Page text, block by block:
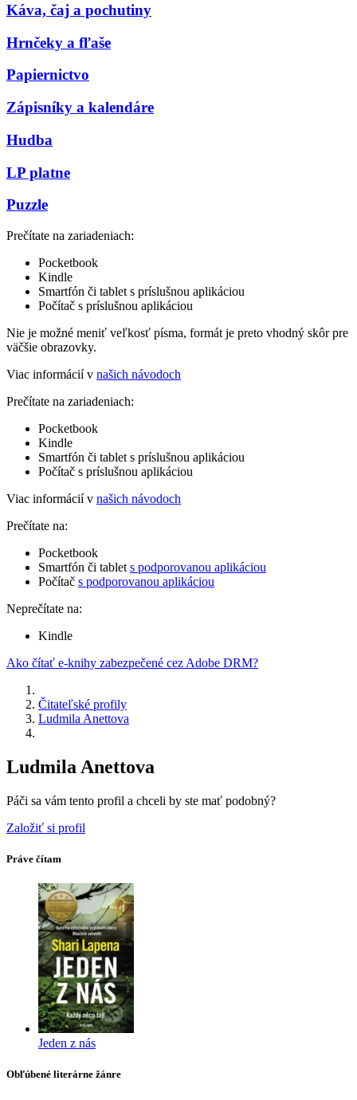
Káva, čaj a pochutiny
Hrnčeky a fľaše
Papiernictvo
Zápisníky a kalendáre
Hudba
LP platne
Puzzle
Prečítate na zariadeniach:
Pocketbook
Kindle
Smartfón či tablet s príslušnou aplikáciou
Počítač s príslušnou aplikáciou
Nie je možné meniť veľkosť písma, formát je preto vhodný skôr pre
väčšie obrazovky.
Viac informácií v našich návodoch
Prečítate na zariadeniach:
Pocketbook
Kindle
Smartfón či tablet s príslušnou aplikáciou
Počítač s príslušnou aplikáciou
Viac informácií v našich návodoch
Prečítate na:
Pocketbook
Smartfón či tablet s podporovanou aplikáciou
Počítač s podporovanou aplikáciou
Neprečítate na:
Kindle
Ako čítať e-knihy zabezpečené cez Adobe DRM?
Čitateľské profily
Ludmila Anettova
Ludmila Anettova
Páči sa vám tento profil a chceli by ste mať podobný?
Založiť si profil
Práve čítam
Jeden z nás
Obľúbené literárne žánre